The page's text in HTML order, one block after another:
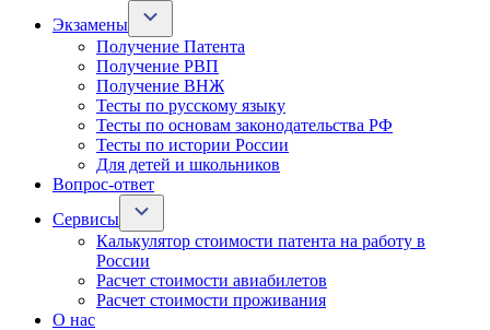
Экзамены
Получение Патента
Получение РВП
Получение ВНЖ
Тесты по русскому языку
Тесты по основам законодательства РФ
Тесты по истории России
Для детей и школьников
Вопрос-ответ
Сервисы
Калькулятор стоимости патента на работу в
России
Расчет стоимости авиабилетов
Расчет стоимости проживания
О нас